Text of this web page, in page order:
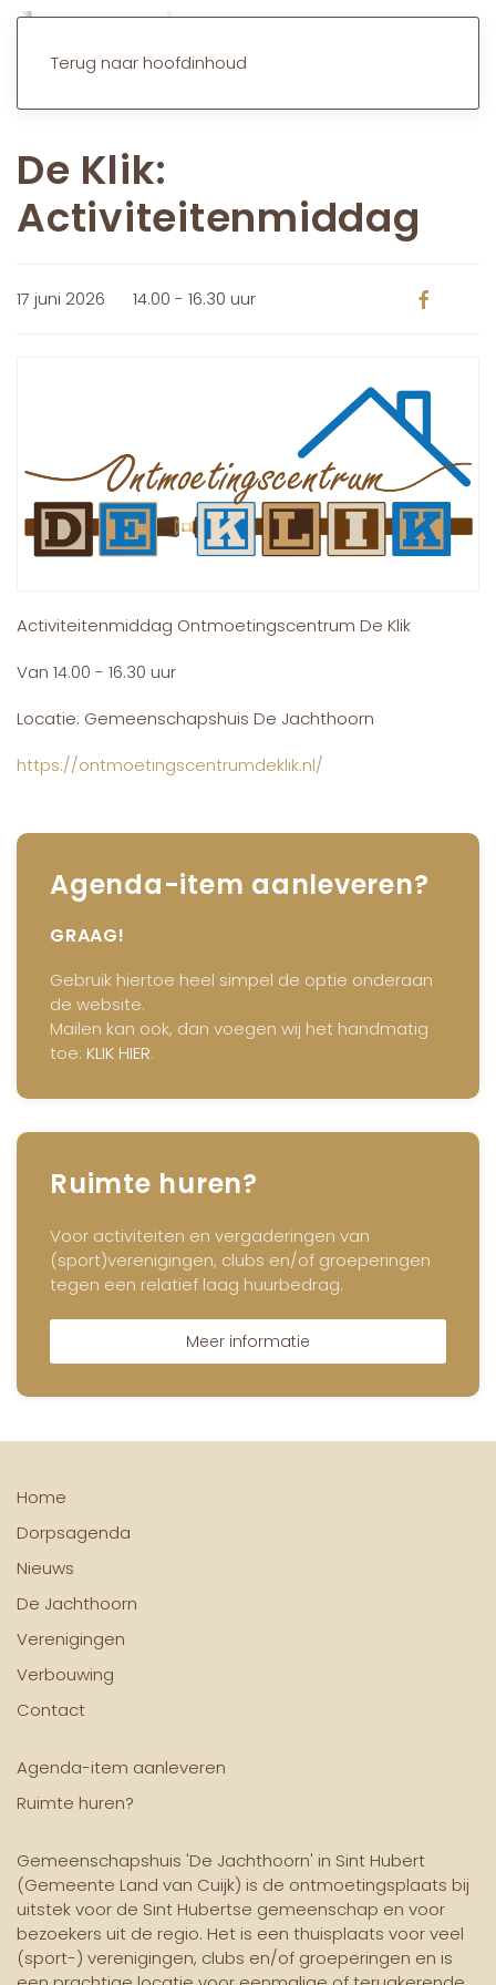
Terug naar hoofdinhoud
De Klik:
Activiteitenmiddag
17 juni 2026 14.00 - 16.30 uur
Activiteitenmiddag Ontmoetingscentrum De Klik
Van 14.00 - 16.30 uur
Locatie: Gemeenschapshuis De Jachthoorn
https://ontmoetingscentrumdeklik.nl/
Agenda-item aanleveren?
GRAAG!
Gebruik hiertoe heel simpel de optie onderaan
de website.
Mailen kan ook, dan voegen wij het handmatig
toe: KLIK HIER.
Ruimte huren?
Voor activiteiten en vergaderingen van
(sport)verenigingen, clubs en/of groeperingen
tegen een relatief laag huurbedrag.
Meer informatie
Home
Dorpsagenda
Nieuws
De Jachthoorn
Verenigingen
Verbouwing
Contact
Agenda-item aanleveren
Ruimte huren?
Gemeenschapshuis 'De Jachthoorn' in Sint Hubert
(Gemeente Land van Cuijk) is de ontmoetingsplaats bij
uitstek voor de Sint Hubertse gemeenschap en voor
bezoekers uit de regio. Het is een thuisplaats voor veel
(sport-) verenigingen, clubs en/of groeperingen en is